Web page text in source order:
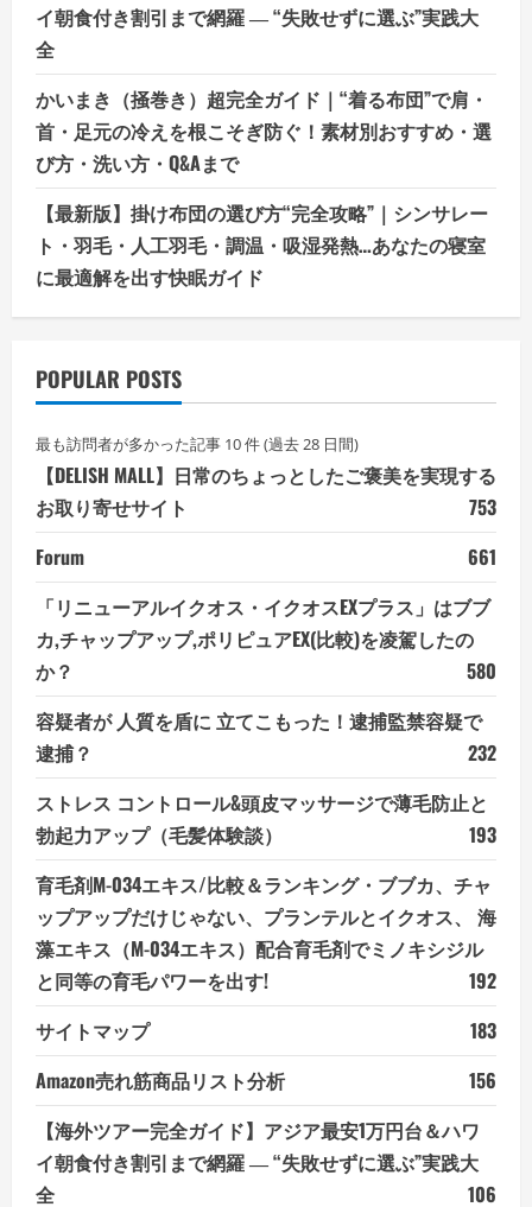
イ朝食付き割引まで網羅 ― “失敗せずに選ぶ”実践大
全
かいまき（掻巻き）超完全ガイド｜“着る布団”で肩・
首・足元の冷えを根こそぎ防ぐ！素材別おすすめ・選
び方・洗い方・Q&Aまで
【最新版】掛け布団の選び方“完全攻略”｜シンサレー
ト・羽毛・人工羽毛・調温・吸湿発熱…あなたの寝室
に最適解を出す快眠ガイド
POPULAR POSTS
最も訪問者が多かった記事 10 件 (過去 28 日間)
【DELISH MALL】日常のちょっとしたご褒美を実現する
お取り寄せサイト
753
Forum
661
「リニューアルイクオス・イクオスEXプラス」はブブ
カ,チャップアップ,ポリピュアEX(比較)を凌駕したの
か？
580
容疑者が 人質を盾に 立てこもった！逮捕監禁容疑で
逮捕？
232
ストレス コントロール&頭皮マッサージで薄毛防止と
勃起力アップ（毛髪体験談）
193
育毛剤M-034エキス/比較＆ランキング・ブブカ、チャ
ップアップだけじゃない、プランテルとイクオス、 海
藻エキス（M-034エキス）配合育毛剤でミノキシジル
と同等の育毛パワーを出す!
192
サイトマップ
183
Amazon売れ筋商品リスト分析
156
【海外ツアー完全ガイド】アジア最安1万円台＆ハワ
イ朝食付き割引まで網羅 ― “失敗せずに選ぶ”実践大
全
106